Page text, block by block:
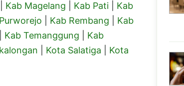
Kab Magelang Kab Pati
Kab
Kab Rembang
Kab
Kab Temanggung
Kab
Kota Salatiga
Kota